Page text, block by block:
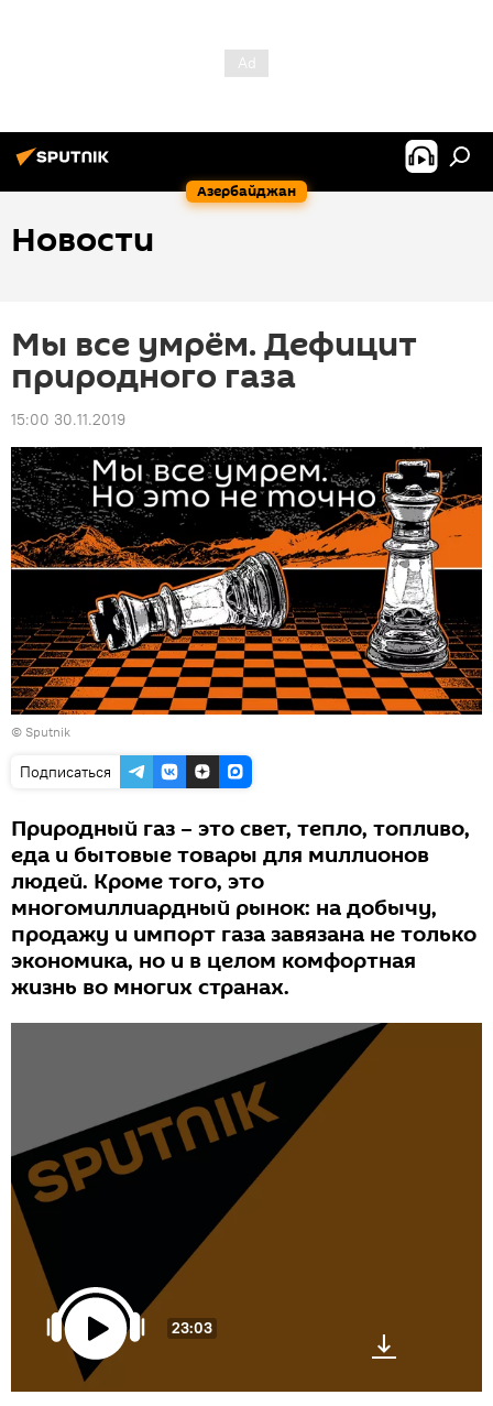
Азербайджан
Новости
Мы все умрём. Дефицит
природного газа
15:00 30.11.2019
© Sputnik
Подписаться
Природный газ – это свет, тепло, топливо,
еда и бытовые товары для миллионов
людей. Кроме того, это
многомиллиардный рынок: на добычу,
продажу и импорт газа завязана не только
экономика, но и в целом комфортная
жизнь во многих странах.
23:03